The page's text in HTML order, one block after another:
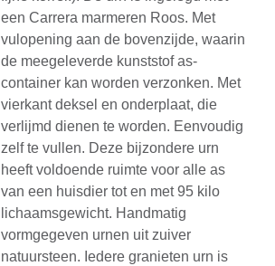
een Carrera marmeren Roos. Met
vulopening aan de bovenzijde, waarin
de meegeleverde kunststof as-
container kan worden verzonken. Met
vierkant deksel en onderplaat, die
verlijmd dienen te worden. Eenvoudig
zelf te vullen. Deze bijzondere urn
heeft voldoende ruimte voor alle as
van een huisdier tot en met 95 kilo
lichaamsgewicht. Handmatig
vormgegeven urnen uit zuiver
natuursteen. Iedere granieten urn is